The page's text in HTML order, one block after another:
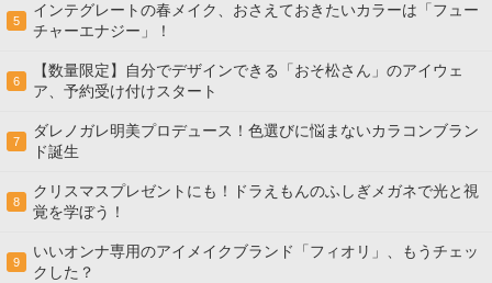
5
インテグレートの春メイク、おさえておきたいカラーは「フュー
チャーエナジー」！
6
【数量限定】自分でデザインできる「おそ松さん」のアイウェ
ア、予約受け付けスタート
7
ダレノガレ明美プロデュース！色選びに悩まないカラコンブラン
ド誕生
8
クリスマスプレゼントにも！ドラえもんのふしぎメガネで光と視
覚を学ぼう！
9
いいオンナ専用のアイメイクブランド「フィオリ」、もうチェッ
クした？